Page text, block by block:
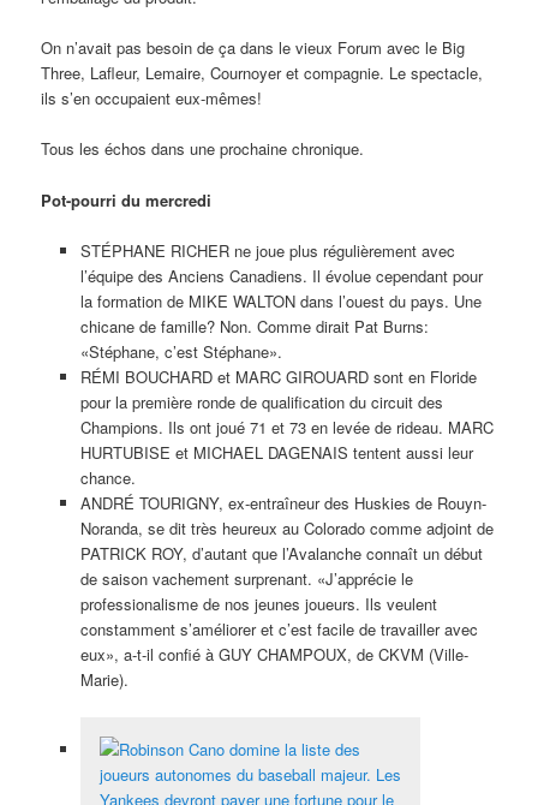
On n’avait pas besoin de ça dans le vieux Forum avec le Big
Three, Lafleur, Lemaire, Cournoyer et compagnie. Le spectacle,
ils s’en occupaient eux-mêmes!
Tous les échos dans une prochaine chronique.
Pot-pourri du mercredi
STÉPHANE RICHER ne joue plus régulièrement avec
l’équipe des Anciens Canadiens. Il évolue cependant pour
la formation de MIKE WALTON dans l’ouest du pays. Une
chicane de famille? Non. Comme dirait Pat Burns:
«Stéphane, c’est Stéphane».
RÉMI BOUCHARD et MARC GIROUARD sont en Floride
pour la première ronde de qualification du circuit des
Champions. Ils ont joué 71 et 73 en levée de rideau. MARC
HURTUBISE et MICHAEL DAGENAIS tentent aussi leur
chance.
ANDRÉ TOURIGNY, ex-entraîneur des Huskies de Rouyn-
Noranda, se dit très heureux au Colorado comme adjoint de
PATRICK ROY, d’autant que l’Avalanche connaît un début
de saison vachement surprenant. «J’apprécie le
professionalisme de nos jeunes joueurs. Ils veulent
constamment s’améliorer et c’est facile de travailler avec
eux», a-t-il confié à GUY CHAMPOUX, de CKVM (Ville-
Marie).